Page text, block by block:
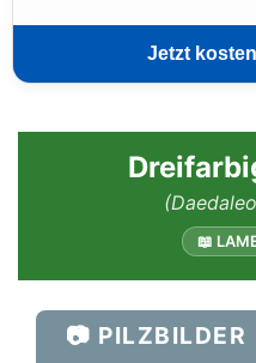
Jetzt
📖
📷 PILZBILDER